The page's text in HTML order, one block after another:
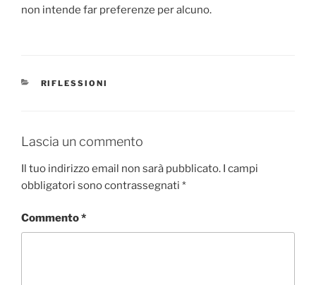
non intende far preferenze per alcuno.
CATEGORIE
RIFLESSIONI
Lascia un commento
Il tuo indirizzo email non sarà pubblicato. I campi
obbligatori sono contrassegnati *
Commento*